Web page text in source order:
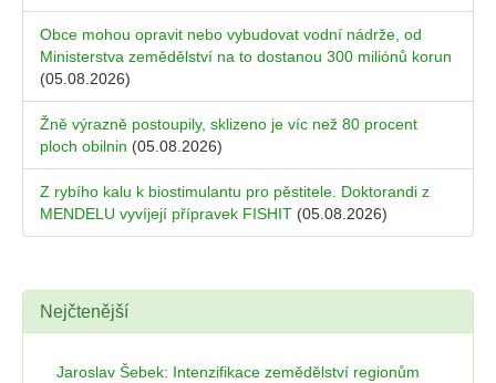
Obce mohou opravit nebo vybudovat vodní nádrže, od
Ministerstva zemědělství na to dostanou 300 miliónů korun
(05.08.2026)
Žně výrazně postoupily, sklizeno je víc než 80 procent
ploch obilnin (05.08.2026)
Z rybího kalu k biostimulantu pro pěstitele. Doktorandi z
MENDELU vyvíjejí přípravek FISHIT (05.08.2026)
Nejčtenější
Jaroslav Šebek: Intenzifikace zemědělství regionům